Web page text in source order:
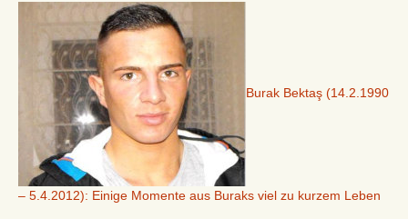
Burak Bektaş (14.2.1990
– 5.4.2012): Einige Momente aus Buraks viel zu kurzem Leben